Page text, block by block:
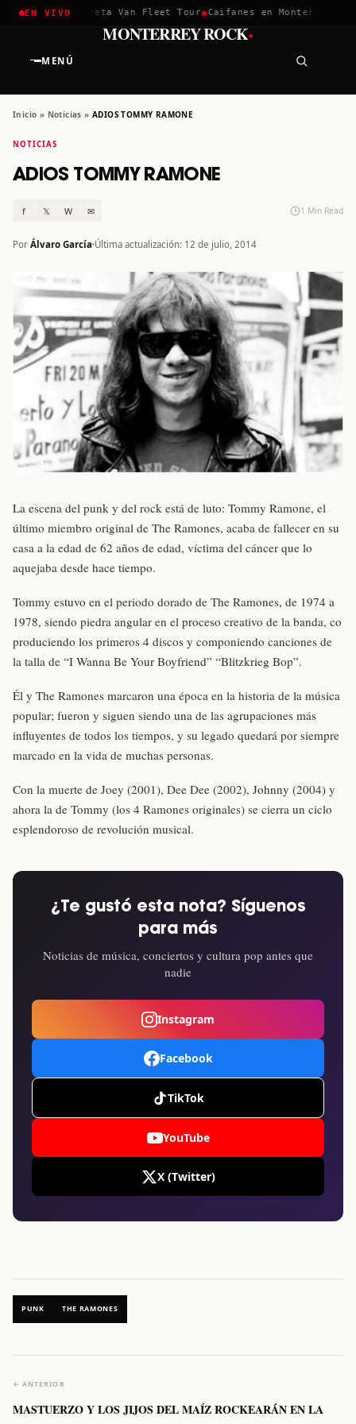
EN VIVO
2026✱Greta Van Fleet Tour✱Caifanes en Monterrey · 12
MENÚ
MONTERREY ROCK·
Inicio » Noticias » ADIOS TOMMY RAMONE
NOTICIAS
ADIOS TOMMY RAMONE
f 𝕏 W ✉ 1 Min Read
Por Álvaro García Última actualización: 12 de julio, 2014
La escena del punk y del rock está de luto: Tommy Ramone, el
último miembro original de The Ramones, acaba de fallecer en su
casa a la edad de 62 años de edad, víctima del cáncer que lo
aquejaba desde hace tiempo.
Tommy estuvo en el periodo dorado de The Ramones, de 1974 a
1978, siendo piedra angular en el proceso creativo de la banda, co
produciendo los primeros 4 discos y componiendo canciones de
la talla de “I Wanna Be Your Boyfriend” “Blitzkrieg Bop”.
Él y The Ramones marcaron una época en la historia de la música
popular; fueron y siguen siendo una de las agrupaciones más
influyentes de todos los tiempos, y su legado quedará por siempre
marcado en la vida de muchas personas.
Con la muerte de Joey (2001), Dee Dee (2002), Johnny (2004) y
ahora la de Tommy (los 4 Ramones originales) se cierra un ciclo
esplendoroso de revolución musical.
¿Te gustó esta nota? Síguenos
para más
Noticias de música, conciertos y cultura pop antes que
nadie
Instagram
Facebook
TikTok
YouTube
X (Twitter)
PUNK THE RAMONES
← ANTERIOR
MASTUERZO Y LOS JIJOS DEL MAÍZ ROCKEARÁN EN LA